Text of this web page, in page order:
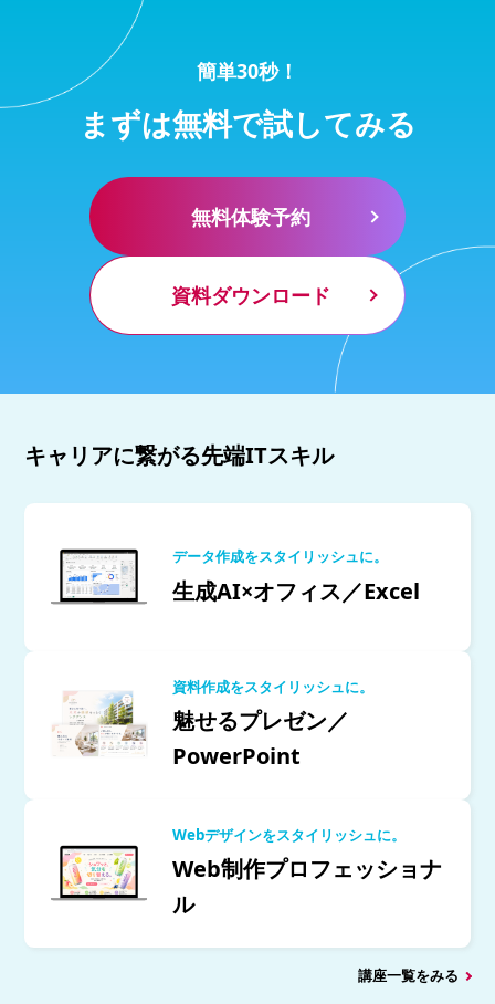
簡単30秒！
まずは無料で試してみる
無料体験予約
資料ダウンロード
キャリアに繋がる先端ITスキル
データ作成をスタイリッシュに。
生成AI×オフィス／Excel
資料作成をスタイリッシュに。
魅せるプレゼン／
PowerPoint
Webデザインをスタイリッシュに。
Web制作プロフェッショナ
ル
講座一覧をみる